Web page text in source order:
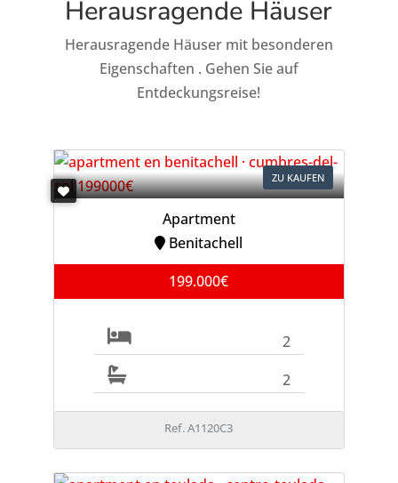
Herausragende Häuser
Herausragende Häuser mit besonderen
Eigenschaften . Gehen Sie auf
Entdeckungsreise!
ZU KAUFEN
Apartment
Benitachell
199.000€
2
2
Ref. A1120C3